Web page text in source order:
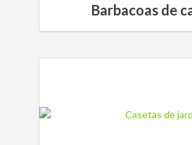
Barbacoas de